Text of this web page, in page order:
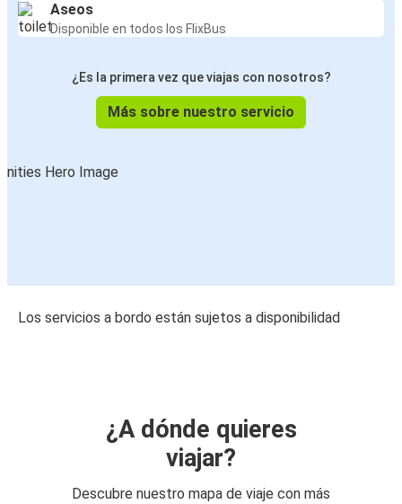
Aseos
Disponible en todos los FlixBus
¿Es la primera vez que viajas con nosotros?
Más sobre nuestro servicio
Los servicios a bordo están sujetos a disponibilidad
¿A dónde quieres
viajar?
Descubre nuestro mapa de viaje con más